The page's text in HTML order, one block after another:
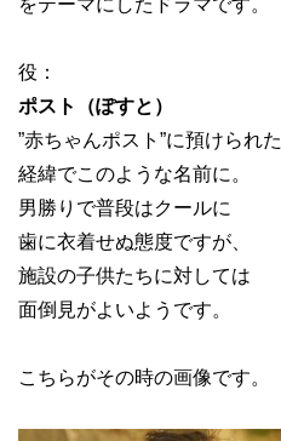
をテーマにしたドラマです。
役：
ポスト（ぽすと）
”赤ちゃんポスト”に預けられた
経緯でこのような名前に。
男勝りで普段はクールに
歯に衣着せぬ態度ですが、
施設の子供たちに対しては
面倒見がよいようです。
こちらがその時の画像です。